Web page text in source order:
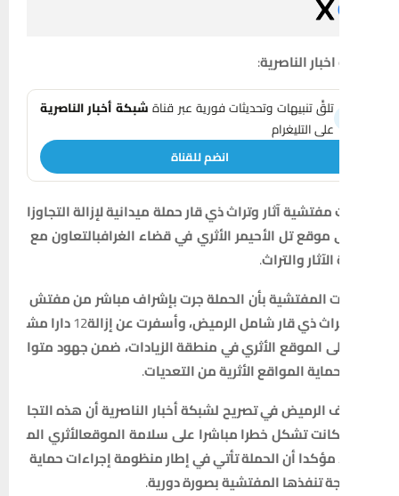
الناصرية:
تلقَّ تنبيهات وتحديثات فورية عبر قناةشبكة أخبار الناصرية
على التليغرام
آثاروتراثذي قارحملةميدانيةلإزالةالتجاوزا
تلالأحيمر الأثريفيقضاء الغرافبالتعاونمع
والتراث.
المفتشيةبأنالحملة جرتبإشرافمباشرمنمفتش
قارشاملالرميض،وأسفرتعنإزالة12 دارامش
الموقعالأثريفي منطقةالزيادات،ضمنجهودمتوا
المواقعالأثريةمنالتعديات.
فيتصريحلشبكةأخبارالناصريةأنهذهالتجا
تشكلخطرامباشراعلىسلامةالموقعالأثريالم
الحملة تأتيفيإطارمنظومةإجراءاتحماية
المفتشيةبصورةدورية.